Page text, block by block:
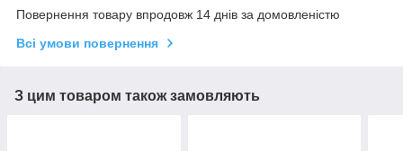
Повернення товару впродовж 14 днів за домовленістю
Всі умови повернення
З цим товаром також замовляють